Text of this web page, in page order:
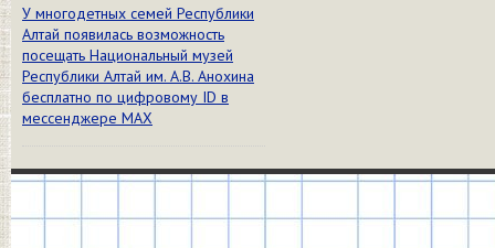
У многодетных семей Республики
Алтай появилась возможность
посещать Национальный музей
Республики Алтай им. А.В. Анохина
бесплатно по цифровому ID в
мессенджере МАХ